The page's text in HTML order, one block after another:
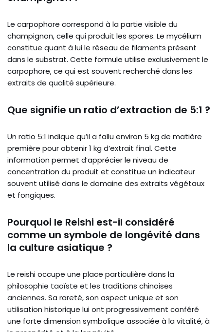
Le carpophore correspond à la partie visible du
champignon, celle qui produit les spores. Le mycélium
constitue quant à lui le réseau de filaments présent
dans le substrat. Cette formule utilise exclusivement le
carpophore, ce qui est souvent recherché dans les
extraits de qualité supérieure.
Que signifie un ratio d’extraction de 5:1 ?
Un ratio 5:1 indique qu’il a fallu environ 5 kg de matière
première pour obtenir 1 kg d’extrait final. Cette
information permet d’apprécier le niveau de
concentration du produit et constitue un indicateur
souvent utilisé dans le domaine des extraits végétaux
et fongiques.
Pourquoi le Reishi est-il considéré
comme un symbole de longévité dans
la culture asiatique ?
Le reishi occupe une place particulière dans la
philosophie taoïste et les traditions chinoises
anciennes. Sa rareté, son aspect unique et son
utilisation historique lui ont progressivement conféré
une forte dimension symbolique associée à la vitalité, à